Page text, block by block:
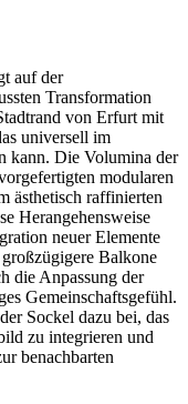
auf der
Transformation
von Erfurt mit
universell im
kann. Die Volumina der
modularen
ästhetisch raffinierten
Herangehensweise
neuer Elemente
Balkone
die Anpassung der
Gemeinschaftsgefühl.
Sockel dazu bei, das
zu integrieren und
benachbarten